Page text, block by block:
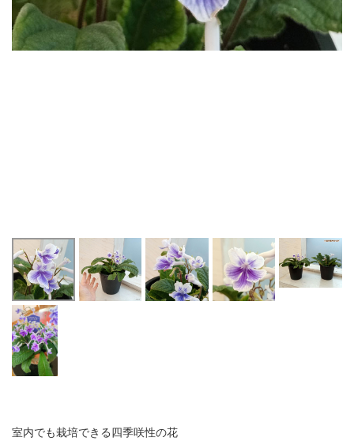
室内でも栽培できる四季咲性の花